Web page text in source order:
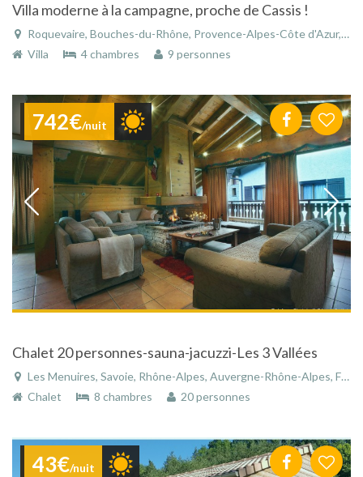
Villa moderne à la campagne, proche de Cassis !
Roquevaire, Bouches-du-Rhône, Provence-Alpes-Côte d'Azur, France
Villa
4 chambres 9 personnes
742€/nuit
Chalet 20 personnes-sauna-jacuzzi-Les 3 Vallées
Les Menuires, Savoie, Rhône-Alpes, Auvergne-Rhône-Alpes, France
Chalet
8 chambres 20 personnes
43€/nuit